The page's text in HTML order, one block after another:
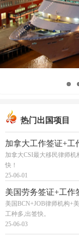
热门出国项目
加拿大工作签证+工
加拿大CSI最大移民律师
快！
25-06-01
美国劳务签证+工作
美国BCN+JOB律师机构+
工种多,出签快。
25-06-03